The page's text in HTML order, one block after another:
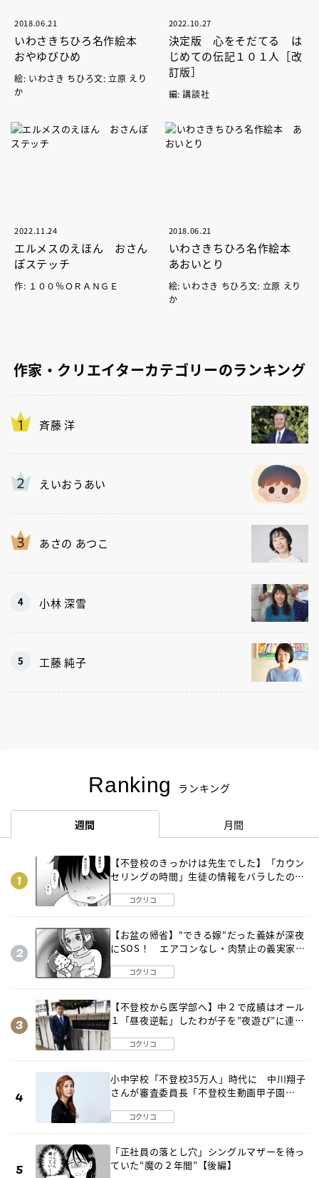
2018.06.21
いわさきちひろ名作絵本
おやゆびひめ
絵: いわさき ちひろ文: 立原 えり
か
2022.10.27
決定版 心をそだてる は
じめての伝記１０１人［改
訂版］
編: 講談社
2022.11.24
エルメスのえほん おさん
ぽステッチ
作: １００％ＯＲＡＮＧＥ
2018.06.21
いわさきちひろ名作絵本
あおいとり
絵: いわさき ちひろ文: 立原 えり
か
作家・クリエイターカテゴリーのランキング
斉藤 洋
えいおうあい
あさの あつこ
小林 深雪
工藤 純子
Ranking ランキング
週間 月間
【不登校のきっかけは先生でした】「カウン
セリングの時間」生徒の情報をバラしたの
コクリコ
【お盆の帰省】“できる嫁“だった義妹が深夜
にSOS！ エアコンなし・肉禁止の義実家ル
コクリコ
【不登校から医学部へ】中２で成績はオール
１「昼夜逆転」したわが子を”夜遊び”に連れ
コクリコ
小中学校「不登校35万人」時代に 中川翔子
さんが審査委員長「不登校生動画甲子園
コクリコ
「正社員の落とし穴」シングルマザーを待っ
ていた“魔の２年間”【後編】